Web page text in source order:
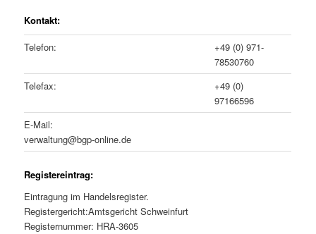
Kontakt:
Telefon:
+49 (0) 971-
78530760
Telefax:
+49 (0)
97166596
E-Mail:
verwaltung@bgp-online.de
Registereintrag:
Eintragung im Handelsregister.
Registergericht:Amtsgericht Schweinfurt
Registernummer: HRA-3605